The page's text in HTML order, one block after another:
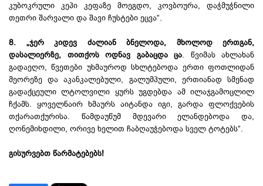
კუბოკრული კეპი კეფაზე მოეგდო, კოვბოურა, დაჭმუჭნილი
თეთრი შარვალი და შავი ჩუსტები ეცვა“.
8. „ჯერ კიდევ ძალიან ბნელოდა, მხოლოდ ერთგან,
დასალიერზე, თითქოს ოდნავ გაბაცდა ცა . წვიმას ახლახან
გადაეღო, წვეთები უხმაუროდ სხლტებოდა ერთი ფოთლიდან
მეორეზე და აკანკალებული, გალუმპული, ერთიანად სმენად
გადაქცეული ლტოლვილი ყურს უგდებდა ამ ილაჯგამოცლილ
ჩქამს. ყოველნაირ ხმაურს აიტანდა იგი, გარდა ფლოქვების
თქარათქურისა. წამდაუწუმ მდევარი ელანდებოდა და,
ღონემიხდილი, ორივე ხელით ჩაბღაუჭებოდა სველ ტოტებს“.
გისურვებთ წარმატებებს!